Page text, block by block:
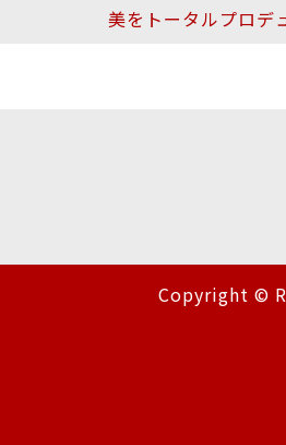
美をトータルプロデ
Copyright ©